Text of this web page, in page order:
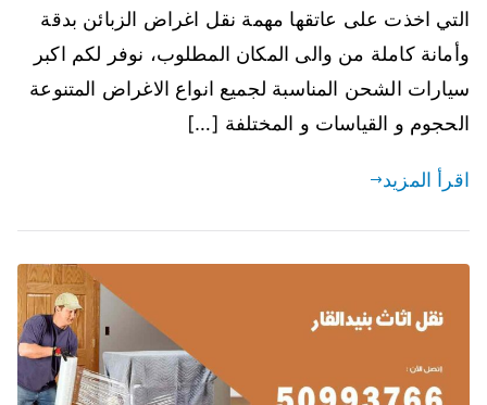
التي اخذت على عاتقها مهمة نقل اغراض الزبائن بدقة
وأمانة كاملة من والى المكان المطلوب، نوفر لكم اكبر
سيارات الشحن المناسبة لجميع انواع الاغراض المتنوعة
الحجوم و القياسات و المختلفة […]
اقرأ المزيد